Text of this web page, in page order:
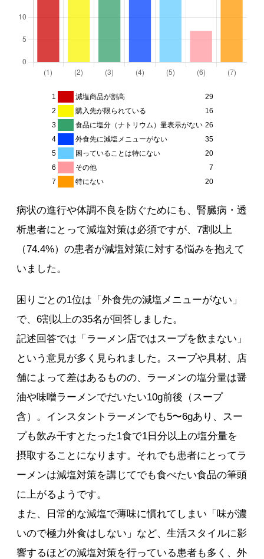
1 減塩商品が割高
29
2
購入先が限られている
16
3
食品に塩分（ナトリウム）量表示がない 26
4
外食先に減塩メニューがない
35
5
困っていることは特にない
20
6
その他
7
7
特にない 20
病状の進行や体調不良を防ぐためにも、腎臓病・透
析患者にとって減塩対策は必須ですが、7割以上
（74.4%）の患者が減塩対策に対する悩みを抱えて
いました。
困りごとの1位は「外食先の減塩メニューがない」
で、6割以上の35名が回答しました。
記述回答では「ラーメン店ではスープを飲まない」
という意見が多く見られました。スープや具材、店
舗によって差はあるものの、ラーメンの塩分量は醤
油や味噌ラーメンでだいたい10g前後（スープ
含）。インスタントラーメンでも5〜6gあり、スー
プも飲み干すとたった1食で1日分以上の塩分量を
摂取することになります。それでも患者にとってラ
ーメンは減塩対策を講じてでも食べたい食品の筆頭
に上がるようです。
また、日常的な減塩で薄味に慣れてしまい「味が濃
いので極力外食はしない」など、生活スタイルに影
響するほどの減塩対策を行っている患者も多く、外